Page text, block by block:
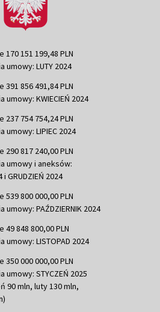
170 151 199,48 PLN
umowy: LUTY 2024
391 856 491,84 PLN
umowy: KWIECIEŃ 2024
237 754 754,24 PLN
umowy: LIPIEC 2024
290 817 240,00 PLN
umowy i aneksów:
i GRUDZIEŃ 2024
539 800 000,00 PLN
umowy: PAŹDZIERNIK 2024
49 848 800,00 PLN
umowy: LISTOPAD 2024
350 000 000,00 PLN
umowy: STYCZEŃ 2025
90 mln, luty 130 mln,